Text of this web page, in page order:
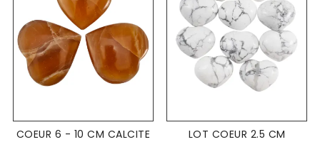
COEUR 6 - 10 CM CALCITE
LOT COEUR 2.5 CM